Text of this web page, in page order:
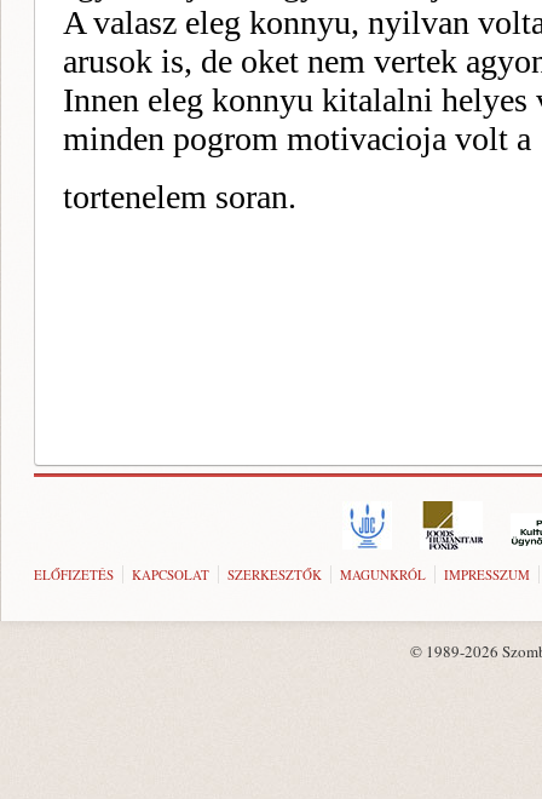
ELŐFIZETÉS KAPCSOLAT SZERKESZTŐK MAGUNKRÓL IMPRESSZUM
© 1989-2026